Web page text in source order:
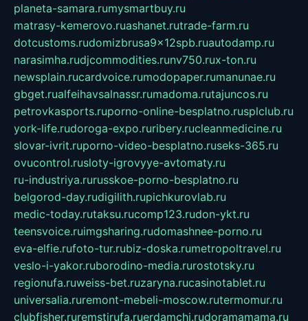
planeta-samara.rumysmartbuy.ru
matrasy-kemerovo.ruashanet.rutrade-farm.ru
dotcustoms.rudomizbrusa9x12spb.ruautodamp.ru
narasimha.rudjcommodities.runv750.rux-ton.ru
newsplain.rucardvoice.rumodopaper.rumanunae.ru
gbget.rualfeihavsalnassr.rumadoma.rutajuncos.ru
petrovkasports.ruporno-online-besplatno.rusplclub.ru
york-life.rudoroga-expo.ruribery.rucleanmedicine.ru
slovar-ivrit.ruporno-video-besplatno.ruseks-365.ru
ovucontrol.rusloty-igrovyye-avtomaty.ru
ru-industriya.rurusskoe-porno-besplatno.ru
belgorod-day.rudigilith.rupichkurovlab.ru
medic-today.rutaksu.rucomp123.rudon-ykt.ru
teensvoice.ruimgsharing.rudomashnee-porno.ru
eva-elfie.rufoto-tur.rubiz-doska.rumetropoltravel.ru
veslo-i-yakor.ruborodino-media.rurostotsky.ru
regionufa.ruweiss-bet.ruzaryna.rucasinotablet.ru
universalia.ruremont-mebeli-moscow.rutermomur.ru
clubfisher.ruremstirufa.ruerdamchi.rudoramamama.ru